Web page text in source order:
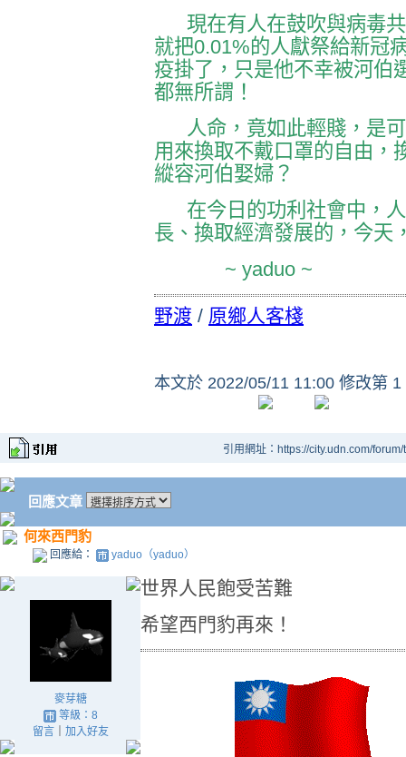
現在有人在鼓吹與病毒共
就把0.01%的人獻祭給新冠
疫掛了，只是他不幸被河伯
都無所謂！
人命，竟如此輕賤，是可
用來換取不戴口罩的自由，
縱容河伯娶婦？
在今日的功利社會中，人
長、換取經濟發展的，今天
~ yaduo ~
野渡 / 原鄉人客棧
本文於 2022/05/11 11:00 修改第 1
引用網址：https://city.udn.com/
回應文章
何來西門豹
回應給： yaduo（yaduo）
麥芽糖
等級：8
留言｜ 加入好友
世界人民飽受苦難
希望西門豹再來！